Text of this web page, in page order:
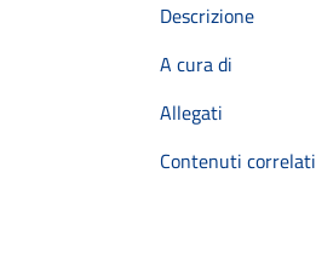
Descrizione
A cura di
Allegati
Contenuti correlati